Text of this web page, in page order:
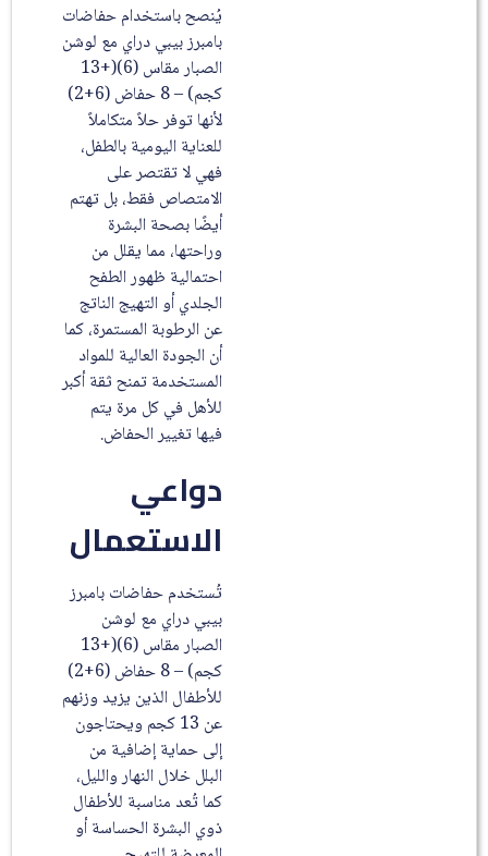
يُنصح باستخدام حفاضات
بامبرز بيبي دراي مع لوشن
الصبار مقاس (6)(+13
كجم) – 8 حفاض (6+2)
لأنها توفر حلاً متكاملاً
للعناية اليومية بالطفل،
فهي لا تقتصر على
الامتصاص فقط، بل تهتم
أيضًا بصحة البشرة
وراحتها، مما يقلل من
احتمالية ظهور الطفح
الجلدي أو التهيج الناتج
عن الرطوبة المستمرة، كما
أن الجودة العالية للمواد
المستخدمة تمنح ثقة أكبر
للأهل في كل مرة يتم
فيها تغيير الحفاض.
دواعي
الاستعمال
تُستخدم حفاضات بامبرز
بيبي دراي مع لوشن
الصبار مقاس (6)(+13
كجم) – 8 حفاض (6+2)
للأطفال الذين يزيد وزنهم
عن 13 كجم ويحتاجون
إلى حماية إضافية من
البلل خلال النهار والليل،
كما تُعد مناسبة للأطفال
ذوي البشرة الحساسة أو